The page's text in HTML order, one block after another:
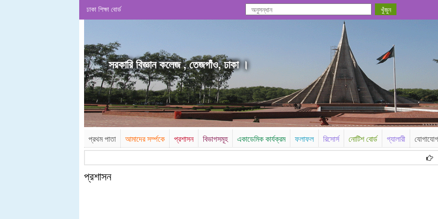
ঢাকা শিক্ষা বোর্ড
.
সরকারি বিজ্ঞান কলেজ , তেজগাঁও, ঢাকা ।
প্রথম পাতা আমাদের সর্ম্পকে প্রশাসন বিভাগসমূহ একাডেমিক কার্যক্রম ফলাফল রিসোর্স নোটিশ বোর্ড গ্যালারী যোগাযোগ
প্রশাসন